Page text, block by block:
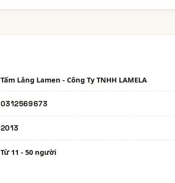
Tấm Lắng Lamen - Công Ty TNHH LAMELA
0312569673
2013
Từ 11 - 50 người